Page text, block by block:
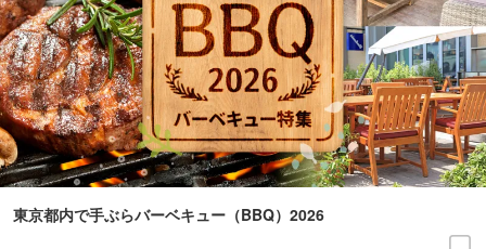
東京都内で手ぶらバーベキュー（BBQ）2026